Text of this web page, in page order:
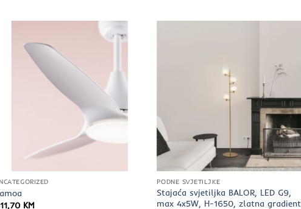
KM
PODNE SVJETILJKE
Stajaća svjetiljka BALOR, LED G9,
max 4x5W, H-1650, zlatna gradient